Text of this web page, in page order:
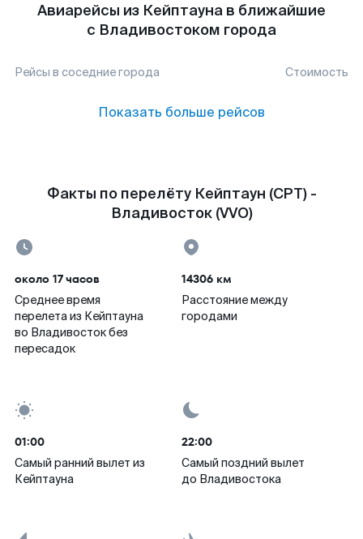
Авиарейсы из Кейптауна в ближайшие
с Владивостоком города
Рейсы в соседние города Стоимость
Показать больше рейсов
Факты по перелёту Кейптаун (CPT) -
Владивосток (VVO)
около 17 часов
Среднее время
перелета из Кейптауна
во Владивосток без
пересадок
14306 км
Расстояние между
городами
01:00
Самый ранний вылет из
Кейптауна
22:00
Самый поздний вылет
до Владивостока